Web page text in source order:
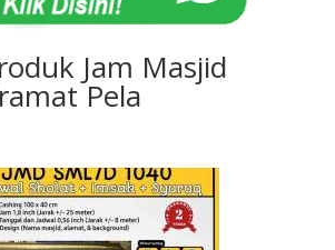
Jam Masjid
Pela